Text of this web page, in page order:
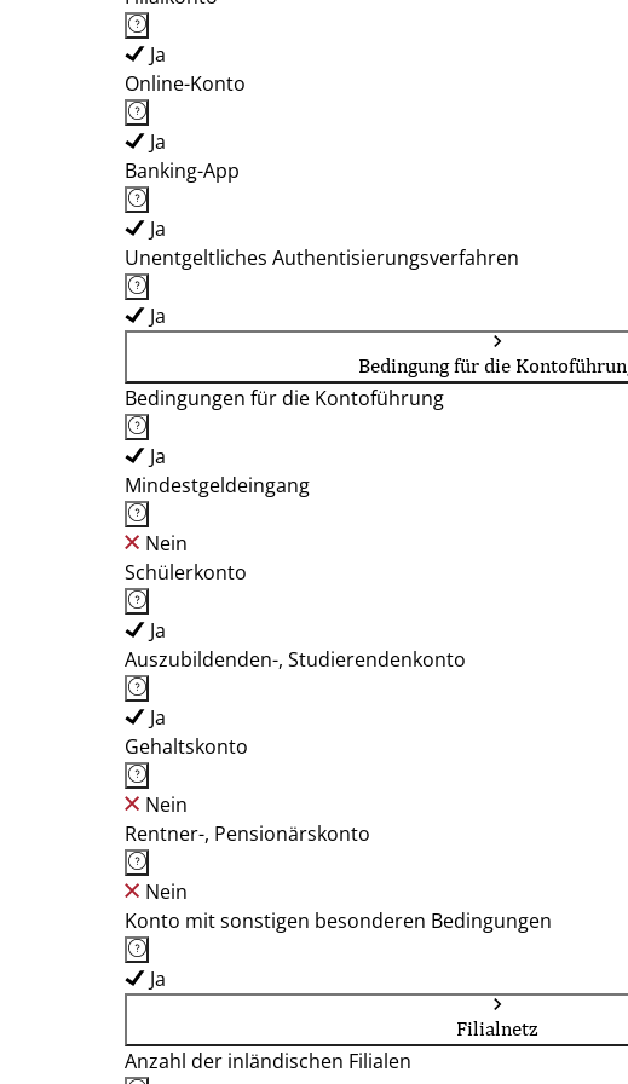
Ja
Online-Konto
Ja
Banking-App
Ja
Unentgeltliches Authentisierungsverfahren
Ja
Bedingung für die
Bedingungen für die Kontoführung
Ja
Mindestgeldeingang
Nein
Schülerkonto
Ja
Auszubildenden-, Studierendenkonto
Ja
Gehaltskonto
Nein
Rentner-, Pensionärskonto
Nein
Konto mit sonstigen besonderen Bedingungen
Ja
Filialnetz
Anzahl der inländischen Filialen